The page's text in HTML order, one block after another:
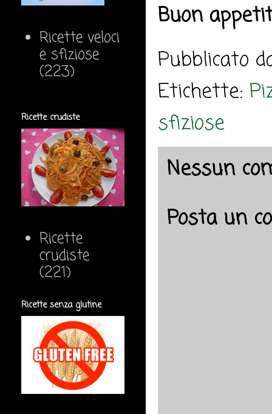
Buon
Pubblicato
Etichette:
sfiziose
Nessun
Posta un
Ricette veloci
e sfiziose
(223)
Ricette crudiste
Ricette
crudiste
(221)
Ricette senza glutine